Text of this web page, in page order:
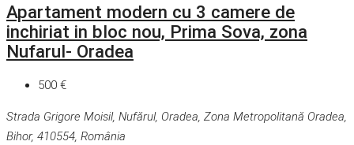
Apartament modern cu 3 camere de
inchiriat in bloc nou, Prima Sova, zona
Nufarul- Oradea
500 €
Strada Grigore Moisil, Nufărul, Oradea, Zona Metropolitană Oradea,
Bihor, 410554, România